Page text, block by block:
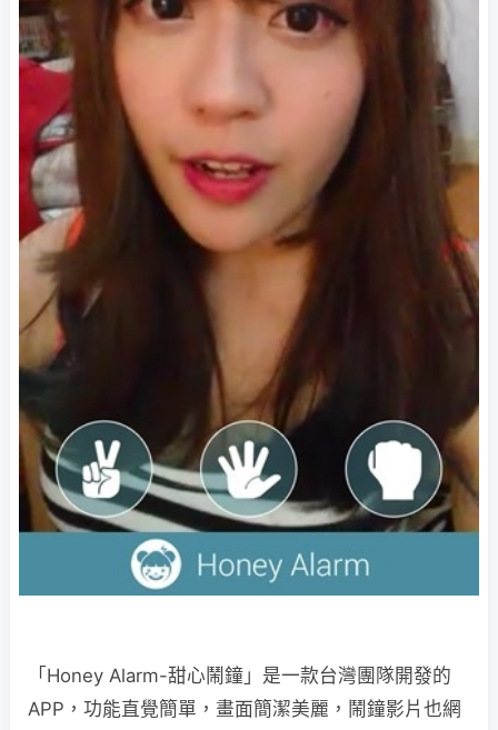
「Honey Alarm-甜心鬧鐘」是一款台灣團隊開發的
APP，功能直覺簡單，畫面簡潔美麗，鬧鐘影片也網